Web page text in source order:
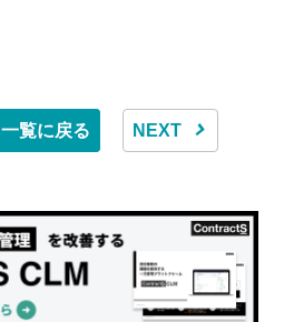
一覧に戻る NEXT